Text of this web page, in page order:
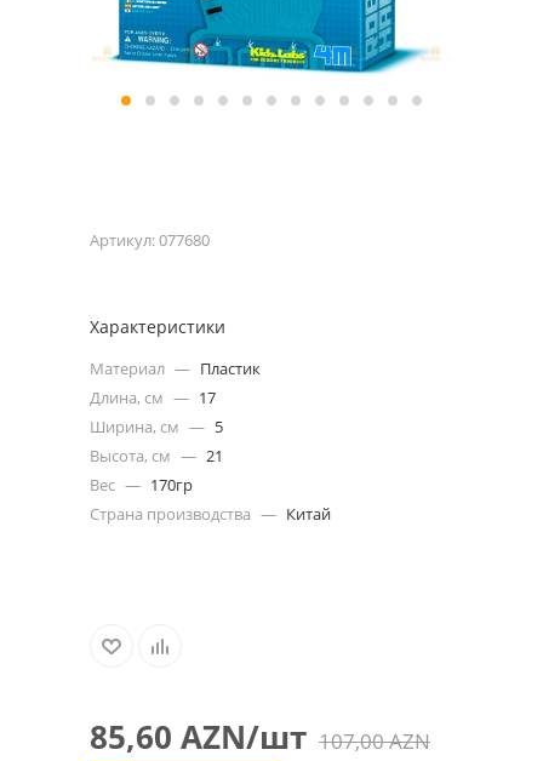
Артикул:077680
Характеристики
Материал — Пластик
Длина, см — 17
Ширина, см — 5
Высота, см — 21
Вес — 170гр
Страна производства — Китай
85,60 AZN/шт 107,00AZN